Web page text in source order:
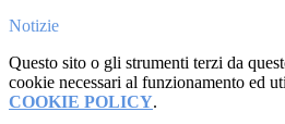
Notizie
Questo sito o gli strumenti terzi da
cookie necessari al funzionamento ed
COOKIE POLICY.